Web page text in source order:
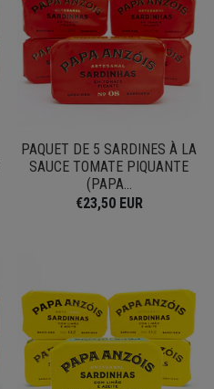
PAQUET DE 5 SARDINES À LA
SAUCE TOMATE PIQUANTE
(PAPA...
€23,50 EUR